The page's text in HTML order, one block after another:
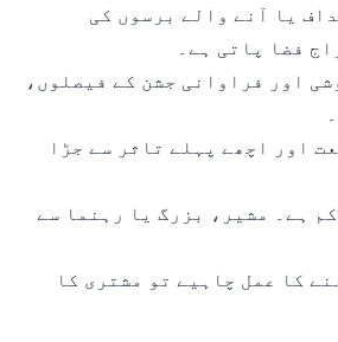
یا آنے والے برسوں کی
فضا پاتی ہے۔
اور فراوانی جشن کے فیصلوں،
اور اچھے پہلے تاثر سے جڑا
ہے۔ مشیر، بزرگ یا رہنما سے
کا عمل چاہیے تو مشتری کا